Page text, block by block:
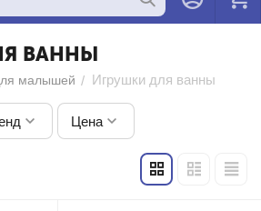
ВАННЫ
малышей / Игрушки для ванны
Цена